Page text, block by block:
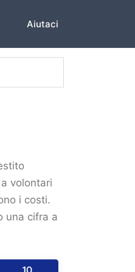
Aiutaci
volontari
i costi.
una cifra a